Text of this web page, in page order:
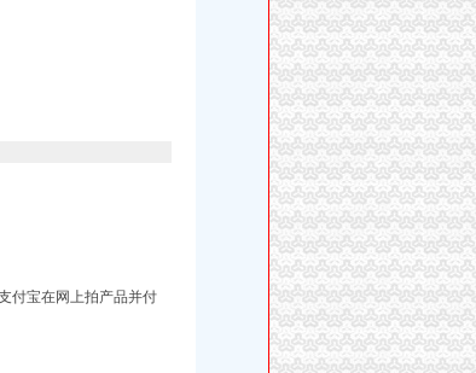
付宝在网上拍产品并付